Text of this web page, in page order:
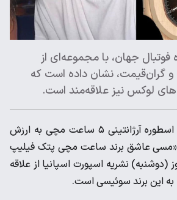
فوتبال جهان، با مجموعه‌ای از
نشان داده است که
لوکس نیز علاقه‌مند است.
اسطوره آرژانتینی ۵ ساعت مچی به ارزش
«مسی عاشق برند ساعت مچی پتک فیلیپ
(دوشنبه) نشریه اسپورت اسپانیا از علاقه
به این برند سوئیسی است.